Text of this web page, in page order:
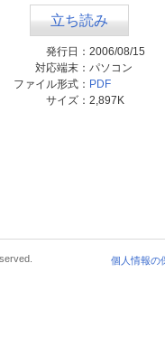
立ち読み
発行日： 2006/08/15
対応端末： パソコン
ファイル形式： PDF
サイズ： 2,897K
個人情報の